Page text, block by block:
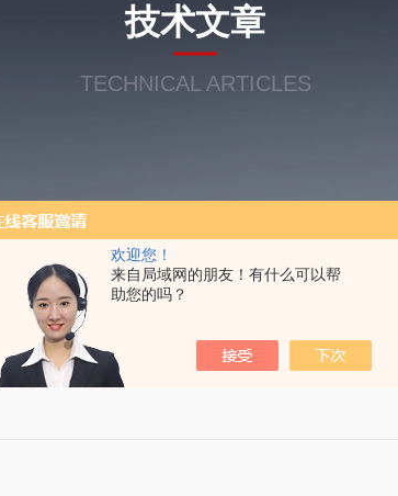
欢迎您！
来自局域网的朋友！有什么可以帮
助您的吗？
技术文章
TECHNICAL ARTICLES
质说明